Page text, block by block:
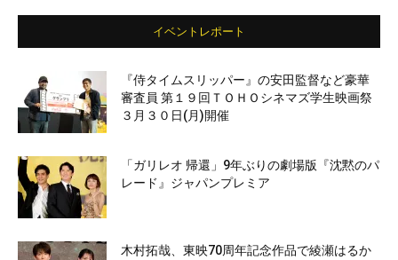
イベントレポート
『侍タイムスリッパー』の安田監督など豪華
審査員 第１９回ＴＯＨＯシネマズ学生映画祭
３月３０日(月)開催
「ガリレオ 帰還」9年ぶりの劇場版『沈黙のパ
レード』ジャパンプレミア
木村拓哉、東映70周年記念作品で綾瀬はるか